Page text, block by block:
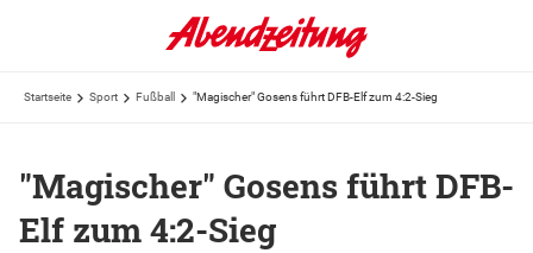
Startseite Sport Fußball "Magischer" Gosens führt DFB-Elf zum 4:2-Sieg
"Magischer" Gosens führt DFB-
Elf zum 4:2-Sieg